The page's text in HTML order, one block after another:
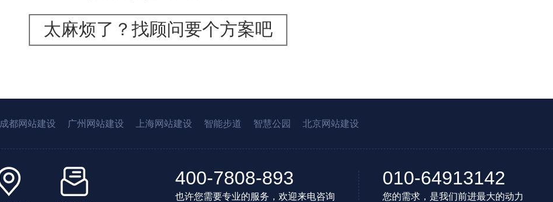
太麻烦了？找顾问要个方案吧
成都网站建设 广州网站建设 上海网站建设 智能步道 智慧公园 北京网站建设
400-7808-893
也许您需要专业的服务，欢迎来电咨询
010-64913142
您的需求，是我们前进最大的动力